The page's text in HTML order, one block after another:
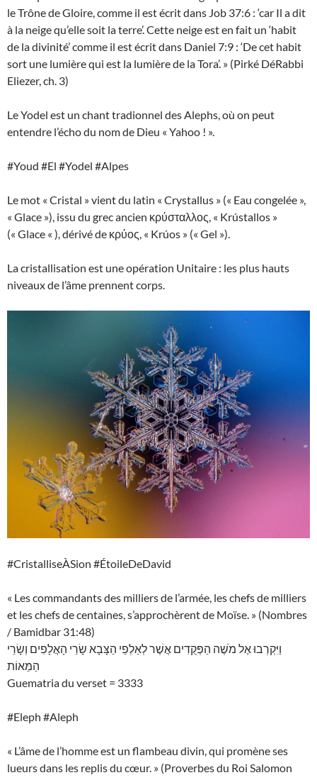
le Trône de Gloire, comme il est écrit dans Job 37:6 : ‘car Il a dit
à la neige qu’elle soit la terre’. Cette neige est en fait un ‘habit
de la divinité’ comme il est écrit dans Daniel 7:9 : ‘De cet habit
sort une lumière qui est la lumière de la Tora’. » (Pirké DéRabbi
Eliezer, ch. 3)
Le Yodel est un chant tradionnel des Alephs, où on peut
entendre l’écho du nom de Dieu « Yahoo ! ».
#Youd #El #Yodel #Alpes
Le mot « Cristal » vient du latin « Crystallus » (« Eau congelée »,
« Glace »), issu du grec ancien κρύσταλλος, « Krústallos »
(« Glace « ), dérivé de κρύος, « Krúos » (« Gel »).
La cristallisation est une opération Unitaire : les plus hauts
niveaux de l’âme prennent corps.
#CristalliseÀSion #ÉtoileDeDavid
« Les commandants des milliers de l’armée, les chefs de milliers
et les chefs de centaines, s’approchèrent de Moïse. » (Nombres
/ Bamidbar 31:48)
וַיִּקְרְבוּ אֶל מֹשֶׁה הַפְּקֻדִים אֲשֶׁר לְאַלְפֵי הַצָּבָא שָׂרֵי הָאֲלָפִים וְשָׂרֵי
הַמֵּאוֹת
Guematria du verset = 3333
#Eleph #Aleph
« L’âme de l’homme est un flambeau divin, qui promène ses
lueurs dans les replis du cœur. » (Proverbes du Roi Salomon